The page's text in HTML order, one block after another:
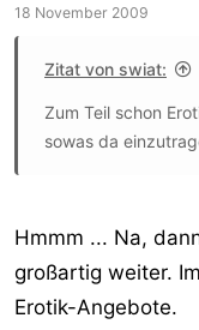
18 November 2009
Zitat von swiat:
Zum Teil schon
sowas da
Hmmm ... Na,
großartig weiter.
Erotik-Angebote.